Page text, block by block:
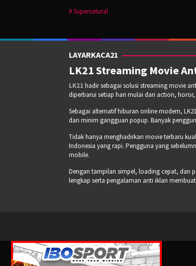
Supernatural
LAYARKACA21
LK21 Streaming Movie
LK21 hadir sebagai solusi streaming movie
diperbarui setiap hari mulai dari action,
Sebagai alternatif hiburan online modern,
dan minim gangguan popup. Banyak
Tidak hanya menghadirkan movie terbaru
Indonesia yang rapi. Pengguna yang
mobile.
Dengan tampilan simpel, loading cepat, dan
lengkap serta pengalaman anti iklan